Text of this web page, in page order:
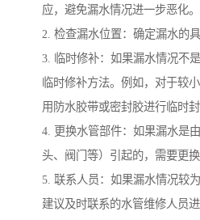
应，避免漏水情况进一步恶化。
2. 检查漏水位置：确定漏水的
3. 临时修补：如果漏水情况不
临时修补方法。例如，对于较
用防水胶带或密封胶进行临时封
4. 更换水管部件：如果漏水是
头、阀门等）引起的，需要更换
5. 联系人员：如果漏水情况较
建议及时联系的水管维修人员进